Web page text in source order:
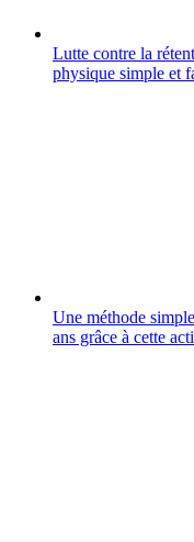
Lutte contre la
physique simple et
Une méthode
ans grâce à cette